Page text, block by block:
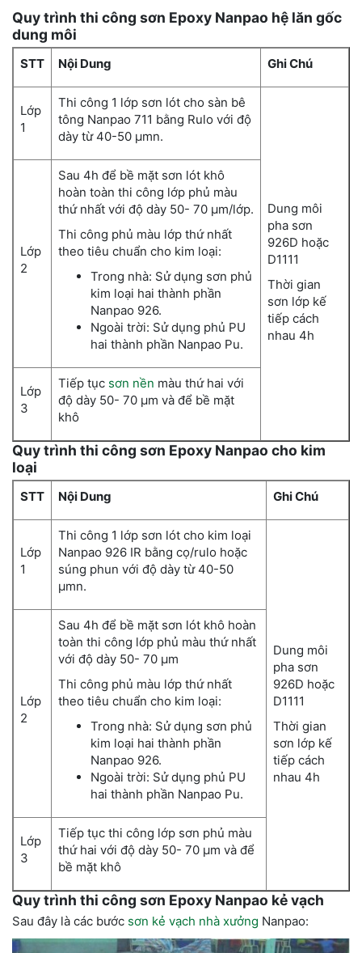
Quy trình thi công sơn Epoxy Nanpao hệ lăn gốc
dung môi
STT Nội Dung Ghi Chú
Lớp
1
Thi công 1 lớp sơn lót cho sàn bê
tông Nanpao 711 bằng Rulo với độ
dày từ 40-50 µmn.
Dung môi
pha sơn
926D hoặc
D1111
Thời gian
sơn lớp kế
tiếp cách
nhau 4h
Lớp
2
Sau 4h để bề mặt sơn lót khô
hoàn toàn thi công lớp phủ màu
thứ nhất với độ dày 50- 70 µm/lớp.
Thi công phủ màu lớp thứ nhất
theo tiêu chuẩn cho kim loại:
Trong nhà: Sử dụng sơn phủ
kim loại hai thành phần
Nanpao 926.
Ngoài trời: Sử dụng phủ PU
hai thành phần Nanpao Pu.
Lớp
3
Tiếp tục sơn nền màu thứ hai với
độ dày 50- 70 µm và để bề mặt
khô
Quy trình thi công sơn Epoxy Nanpao cho kim
loại
STT Nội Dung Ghi Chú
Lớp
1
Thi công 1 lớp sơn lót cho kim loại
Nanpao 926 IR bằng cọ/rulo hoặc
súng phun với độ dày từ 40-50
µmn.
Dung môi
pha sơn
926D hoặc
D1111
Thời gian
sơn lớp kế
tiếp cách
nhau 4h
Lớp
2
Sau 4h để bề mặt sơn lót khô hoàn
toàn thi công lớp phủ màu thứ nhất
với độ dày 50- 70 µm
Thi công phủ màu lớp thứ nhất
theo tiêu chuẩn cho kim loại:
Trong nhà: Sử dụng sơn phủ
kim loại hai thành phần
Nanpao 926.
Ngoài trời: Sử dụng phủ PU
hai thành phần Nanpao Pu.
Lớp
3
Tiếp tục thi công lớp sơn phủ màu
thứ hai với độ dày 50- 70 µm và để
bề mặt khô
Quy trình thi công sơn Epoxy Nanpao kẻ vạch
Sau đây là các bước sơn kẻ vạch nhà xưởng Nanpao: